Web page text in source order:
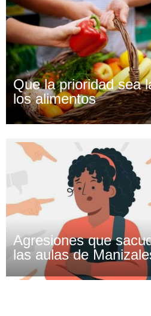
Que la prioridad sea
los alimentos
Agresiones que
las aulas de